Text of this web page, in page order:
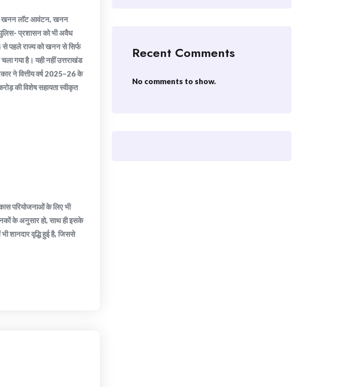
खनन लॉट आवंटन, खनन
पुलिस- प्रशासन को भी अवैध
पहले राज्य को खनन से सिर्फ
गया है। यही नहीं उत्तराखंड
ने वित्तीय वर्ष 2025–26 के
की विशेष सहायता स्वीकृत
परियोजनाओं के लिए भी
के अनुसार हो, साथ ही इसके
शानदार वृद्धि हुई है, जिससे
Recent Comments
No comments to show.